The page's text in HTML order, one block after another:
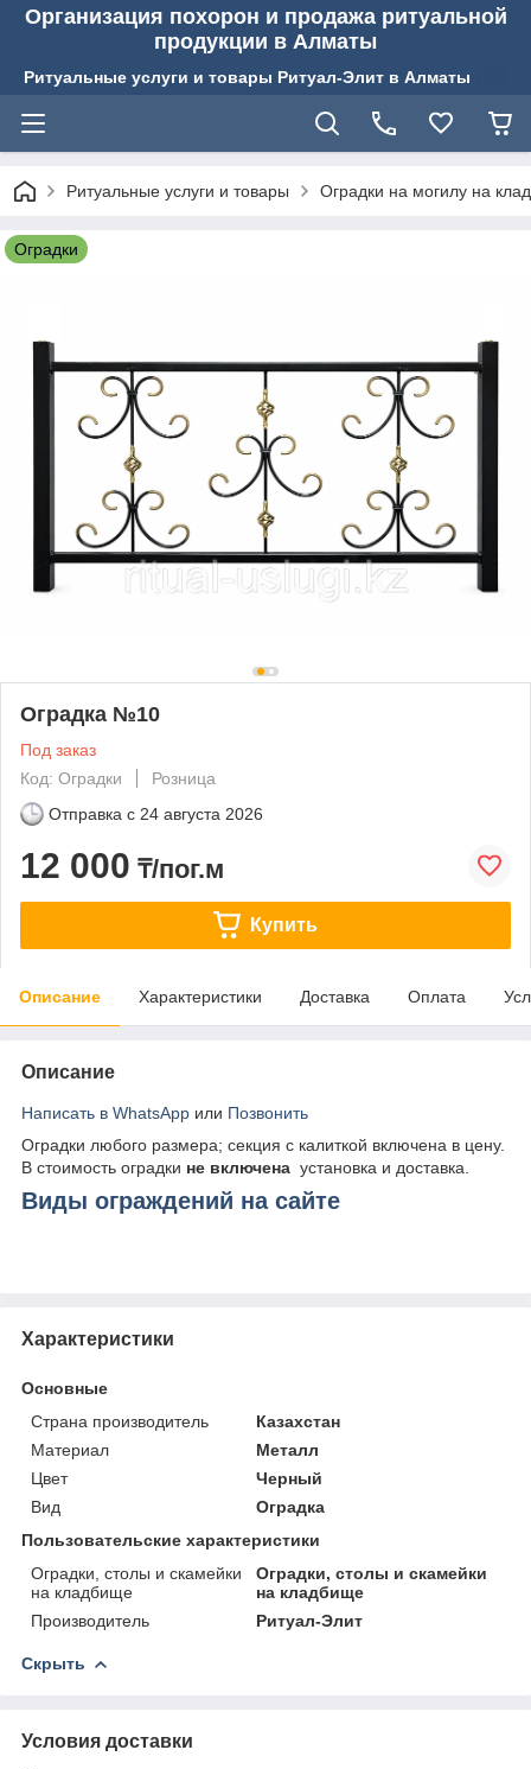
Организация похорон и продажа ритуальной
продукции в Алматы
Ритуальные услуги и товары Ритуал-Элит в Алматы
Ритуальные услуги и товары Оградки на могилу на
Оградки
Оградка №10
Под заказ
Код: Оградки
Розница
Отправка с 24 августа 2026
12 000 ₸/пог.м
Купить
Описание Характеристики Доставка Оплата
Описание
Написать в WhatsApp или Позвонить
Оградки любого размера; секция с калиткой включена в цену.
В стоимость оградки не включена установка и доставка.
Виды ограждений на сайте
Характеристики
Основные
Страна производитель
Казахстан
Материал
Металл
Цвет
Черный
Вид
Оградка
Пользовательские характеристики
Оградки, столы и скамейки
на кладбище
Оградки, столы и скамейки
на кладбище
Производитель
Ритуал-Элит
Скрыть
Условия доставки